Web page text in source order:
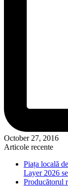
October 27, 2016
Articole recente
Piața locală
Layer 2026
Producătorul